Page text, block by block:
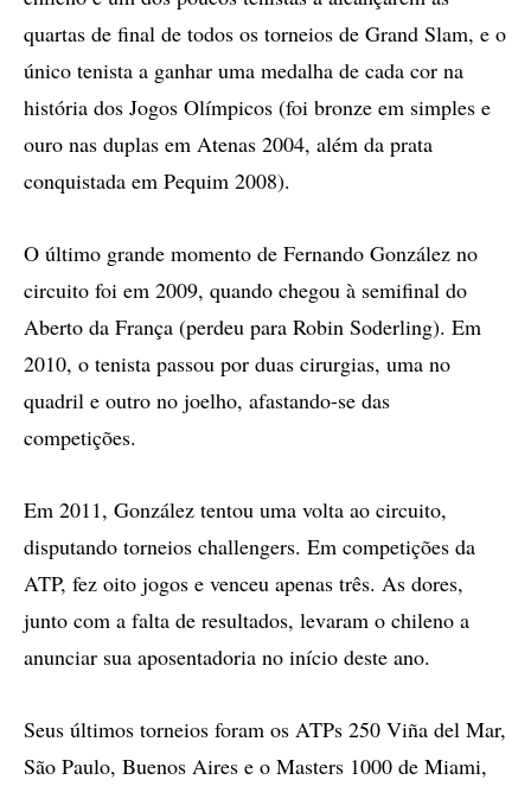
quartas de final de todos os torneios de Grand Slam, e o
único tenista a ganhar uma medalha de cada cor na
história dos Jogos Olímpicos (foi bronze em simples e
ouro nas duplas em Atenas 2004, além da prata
conquistada em Pequim 2008).
O último grande momento de Fernando González no
circuito foi em 2009, quando chegou à semifinal do
Aberto da França (perdeu para Robin Soderling). Em
2010, o tenista passou por duas cirurgias, uma no
quadril e outro no joelho, afastando-se das
competições.
Em 2011, González tentou uma volta ao circuito,
disputando torneios challengers. Em competições da
ATP, fez oito jogos e venceu apenas três. As dores,
junto com a falta de resultados, levaram o chileno a
anunciar sua aposentadoria no início deste ano.
Seus últimos torneios foram os ATPs 250 Viña del Mar,
São Paulo, Buenos Aires e o Masters 1000 de Miami,